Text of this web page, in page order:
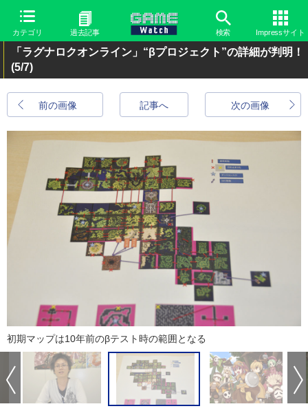
カテゴリ 過去記事 検索 Impressサイト
「ラグナロクオンライン」“βプロジェクト”の詳細が判明！
(5/7)
前の画像 次の画像
記事へ
初期マップは10年前のβテスト時の範囲となる